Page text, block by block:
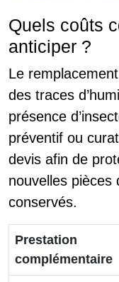
Quels coûts
anticiper ?
Le
des traces
présence
préventif ou
devis afin de
nouvelles pièces
conservés.
Prestation
complémentaire